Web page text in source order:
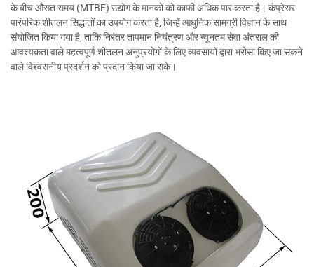
के बीच औसत समय (MTBF) उद्योग के मानकों को काफी अधिक पार करता है। कंप्रेसर
पारंपरिक शीतलन सिद्धांतों का उपयोग करता है, जिन्हें आधुनिक सामग्री विज्ञान के साथ
संयोजित किया गया है, ताकि निरंतर तापमान नियंत्रण और न्यूनतम सेवा अंतराल की
आवश्यकता वाले महत्वपूर्ण शीतलन अनुप्रयोगों के लिए व्यवसायों द्वारा भरोसा किए जा सकने
वाले विश्वसनीय प्रदर्शन को प्रदान किया जा सके।